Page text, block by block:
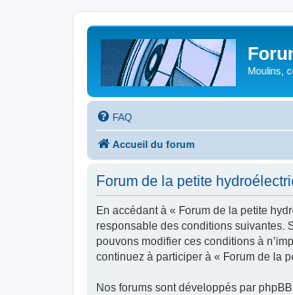
Moulins,
FAQ
Accueil du forum
Forum de la petite
En accédant à « Forum de la petite
responsable des conditions suivantes.
pouvons modifier ces conditions à
continuez à participer à « Forum de la
Nos forums sont développés par